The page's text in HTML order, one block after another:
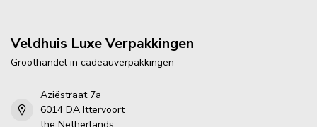
Veldhuis Luxe Verpakkingen
Groothandel in cadeauverpakkingen
Aziëstraat 7a
6014 DA Ittervoort